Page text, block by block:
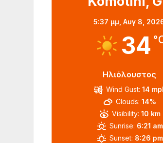
5:37 μμ,Αυγ 8,
34
Ηλιόλουστος
Wind Gust: 14
Clouds: 14%
Visibility: 10 km
Sunrise: 6:21 am
Sunset: 8:26 pm